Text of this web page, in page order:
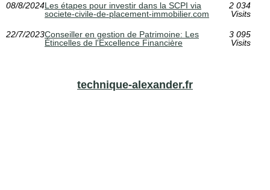
08/8/2024Les étapes pour investir dans la SCPI via
societe-civile-de-placement-immobilier.com
2 034
Visits
22/7/2023Conseiller en gestion de Patrimoine: Les
Étincelles de l'Excellence Financière
3 095
Visits
technique-alexander.fr